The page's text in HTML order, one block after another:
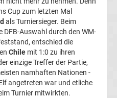
Cup zum letzten Mal
als Turniersieger. Beim
DFB-Auswahl durch den WM-
entschied die
Chile mit 1:0 zu ihren
einzige Treffer der Partie,
namhaften Nationen -
angetreten war und etliche
Turnier mitwirkten.